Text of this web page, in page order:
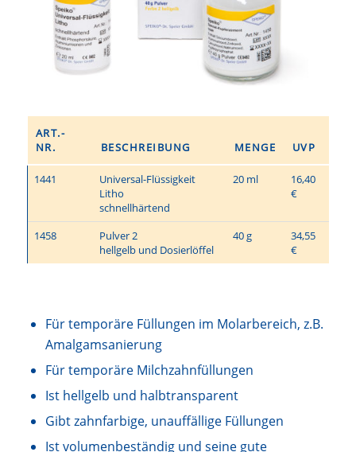
ART.-
NR.
BESCHREIBUNG MENGE UVP
1441
Universal-Flüssigkeit
Litho
schnellhärtend
20 ml
16,40
€
1458
Pulver 2
hellgelb und Dosierlöffel
40 g
34,55
€
Für temporäre Füllungen im Molarbereich, z.B.
Amalgamsanierung
Für temporäre Milchzahnfüllungen
Ist hellgelb und halbtransparent
Gibt zahnfarbige, unauffällige Füllungen
Ist volumenbeständig und seine gute